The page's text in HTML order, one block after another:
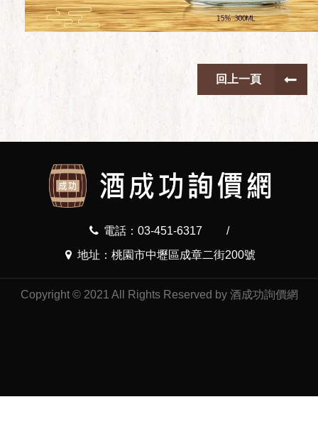
回上一頁
電話：03-451-6317
/
地址：桃園市中壢區成章二街200號
Copyright © 2021 All Rights Reserved by 酒成功詢價網